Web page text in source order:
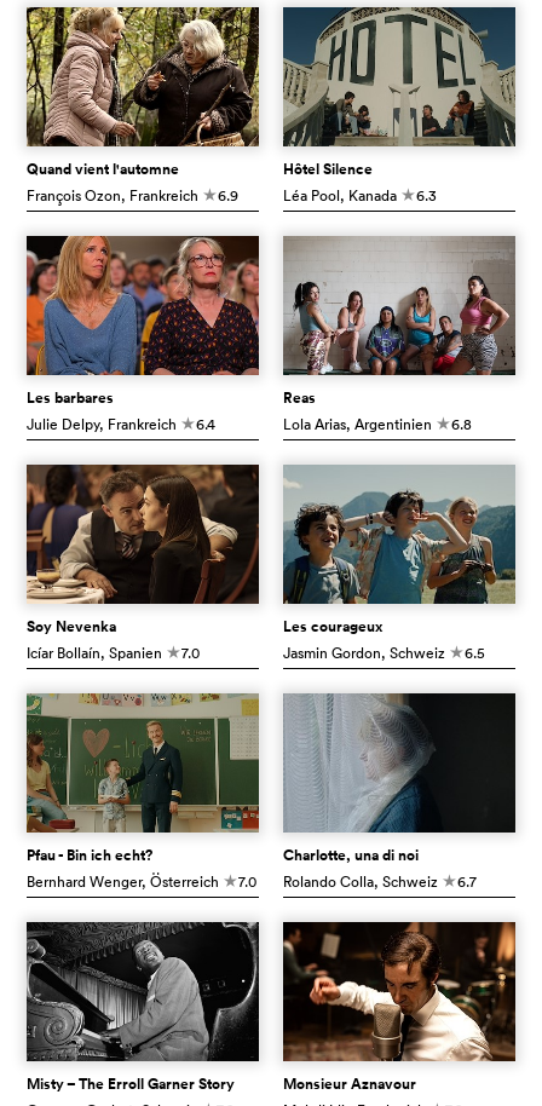
Quand vient l'automne
François Ozon, Frankreich c6.9
Hôtel Silence
Léa Pool, Kanada c6.3
Les barbares
Julie Delpy, Frankreich c6.4
Reas
Lola Arias, Argentinien c6.8
Soy Nevenka
Icíar Bollaín, Spanien c7.0
Les courageux
Jasmin Gordon, Schweiz c6.5
Pfau - Bin ich echt?
Bernhard Wenger, Österreich c7.0
Charlotte, una di noi
Rolando Colla, Schweiz c6.7
Misty – The Erroll Garner Story Monsieur Aznavour